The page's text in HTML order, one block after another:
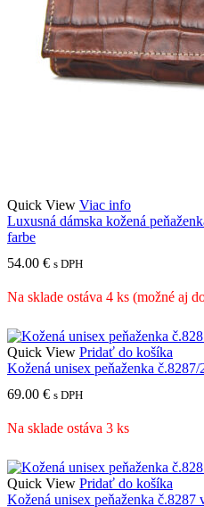
Quick View Viac info
Luxusná dámska kožená
farbe
54.00 € s DPH
Na sklade ostáva 4 ks (možné aj
Quick View Pridať do košíka
Kožená unisex peňaženka
69.00 € s DPH
Na sklade ostáva 3 ks
Quick View Pridať do košíka
Kožená unisex peňaženka č.8287